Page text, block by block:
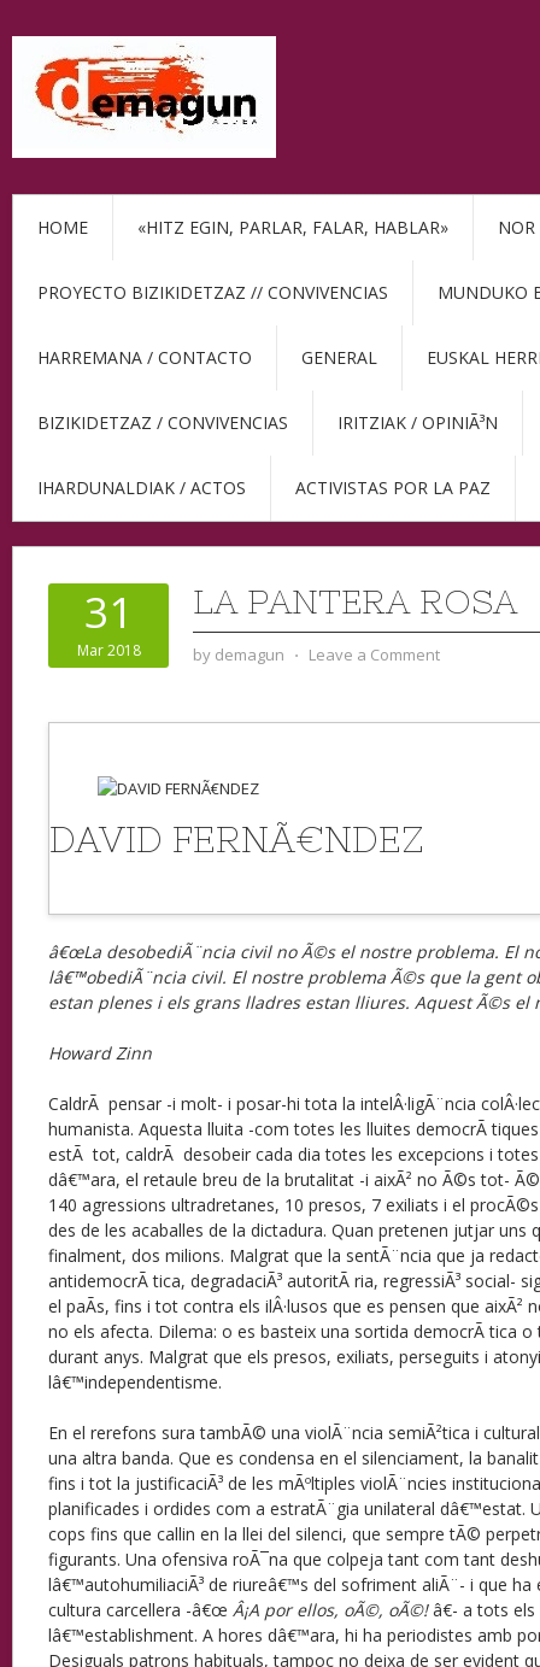
HOME «HITZ EGIN, PARLAR, FALAR, HABLAR» NOR
PROYECTO BIZIKIDETZAZ // CONVIVENCIAS MUNDUKO
HARREMANA / CONTACTO GENERAL EUSKAL
BIZIKIDETZAZ / CONVIVENCIAS IRITZIAK / OPINIÃ³N
IHARDUNALDIAK / ACTOS ACTIVISTAS POR LA PAZ
31
Mar 2018
LA PANTERA ROSA
by demagun ⋅ Leave a Comment
DAVID FERNÃ€NDEZ
â€œLa desobediÃ¨ncia civil no Ã©s el nostre problema. El
lâ€™obediÃ¨ncia civil. El nostre problema Ã©s que la gent
estan plenes i els grans lladres estan lliures. Aquest Ã©s el
Howard Zinn
CaldrÃ pensar -i molt- i posar-hi tota la intelÂ·ligÃ¨ncia
humanista. Aquesta lluita -com totes les lluites democrÃ
estÃ tot, caldrÃ desobeir cada dia totes les excepcions i
dâ€™ara, el retaule breu de la brutalitat -i aixÃ² no Ã©s tot-
140 agressions ultradretanes, 10 presos, 7 exiliats i el
des de les acaballes de la dictadura. Quan pretenen jutjar uns
finalment, dos milions. Malgrat que la sentÃ¨ncia que ja
antidemocrÃ tica, degradaciÃ³ autoritÃ ria, regressiÃ³ social-
el paÃ­s, fins i tot contra els ilÂ·lusos que es pensen que aixÃ²
no els afecta. Dilema: o es basteix una sortida democrÃ tica
durant anys. Malgrat que els presos, exiliats, perseguits i
lâ€™independentisme.
En el rerefons sura tambÃ© una violÃ¨ncia semiÃ²tica i
una altra banda. Que es condensa en el silenciament, la
fins i tot la justificaciÃ³ de les mÃºltiples violÃ¨ncies
planificades i ordides com a estratÃ¨gia unilateral dâ€™estat.
cops fins que callin en la llei del silenci, que sempre tÃ©
figurants. Una ofensiva roÃ¯na que colpeja tant com tant
lâ€™autohumiliaciÃ³ de riureâ€™s del sofriment aliÃ¨- i que ha
cultura carcellera -â€œ Â¡A por ellos, oÃ©, oÃ©!â€- a tots els
lâ€™establishment. A hores dâ€™ara, hi ha periodistes amb
Desiguals patrons habituals, tampoc no deixa de ser evident